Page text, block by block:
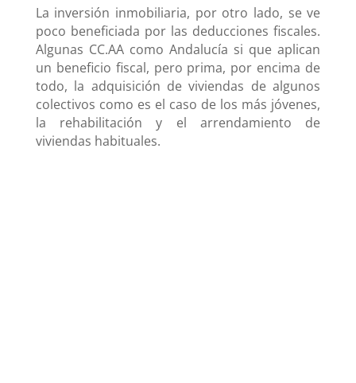
La inversión inmobiliaria, por otro lado, se ve
poco beneficiada por las deducciones fiscales.
Algunas CC.AA como Andalucía si que aplican
un beneficio fiscal, pero prima, por encima de
todo, la adquisición de viviendas de algunos
colectivos como es el caso de los más jóvenes,
la rehabilitación y el arrendamiento de
viviendas habituales.